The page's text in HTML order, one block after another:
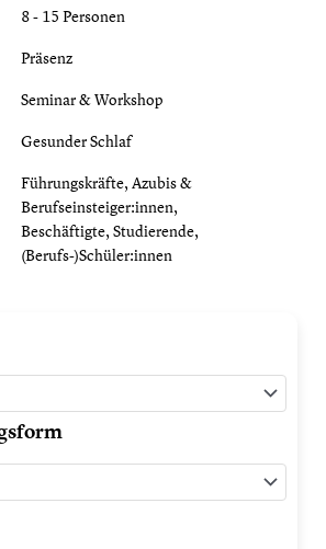
8 - 15 Personen
Präsenz
Seminar & Workshop
Gesunder Schlaf
Führungskräfte, Azubis &
Berufseinsteiger:innen,
Beschäftigte, Studierende,
(Berufs-)Schüler:innen